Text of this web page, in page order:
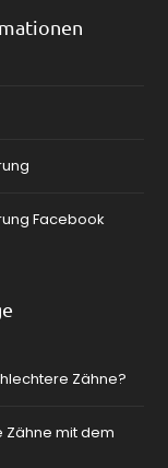
Facebook
Zähne?
Zähne mit dem